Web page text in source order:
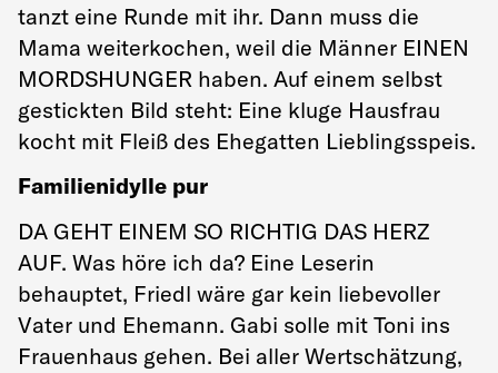
tanzt eine Runde mit ihr. Dann muss die
Mama weiterkochen, weil die Männer EINEN
MORDSHUNGER haben. Auf einem selbst
gestickten Bild steht: Eine kluge Hausfrau
kocht mit Fleiß des Ehegatten Lieblingsspeis.
Familienidylle pur
DA GEHT EINEM SO RICHTIG DAS HERZ
AUF. Was höre ich da? Eine Leserin
behauptet, Friedl wäre gar kein liebevoller
Vater und Ehemann. Gabi solle mit Toni ins
Frauenhaus gehen. Bei aller Wertschätzung,